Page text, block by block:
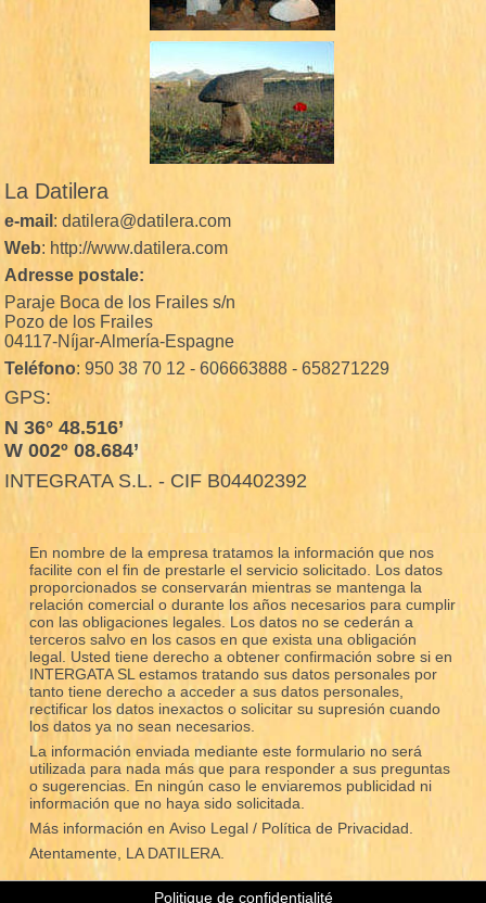
La Datilera
e-mail : datilera@datilera.com
Web: http://www.datilera.com
Adresse postale:
Paraje Boca de los Frailes s/n
Pozo de los Frailes
04117-Níjar-Almería-Espagne
Teléfono: 950 38 70 12 - 606663888 - 658271229
GPS:
N 36° 48.516’
W 002º 08.684’
INTEGRATA S.L. - CIF B04402392
En nombre de la empresa tratamos la información que nos
facilite con el fin de prestarle el servicio solicitado. Los datos
proporcionados se conservarán mientras se mantenga la
relación comercial o durante los años necesarios para cumplir
con las obligaciones legales. Los datos no se cederán a
terceros salvo en los casos en que exista una obligación
legal. Usted tiene derecho a obtener confirmación sobre si en
INTERGATA SL estamos tratando sus datos personales por
tanto tiene derecho a acceder a sus datos personales,
rectificar los datos inexactos o solicitar su supresión cuando
los datos ya no sean necesarios.
La información enviada mediante este formulario no será
utilizada para nada más que para responder a sus preguntas
o sugerencias. En ningún caso le enviaremos publicidad ni
información que no haya sido solicitada.
Más información en Aviso Legal / Política de Privacidad.
Atentamente, LA DATILERA.
Politique de confidentialité